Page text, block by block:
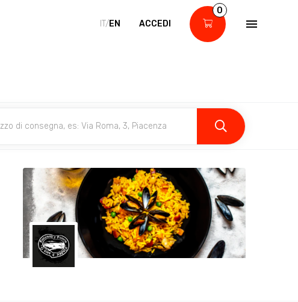
IT/EN ACCEDI
0